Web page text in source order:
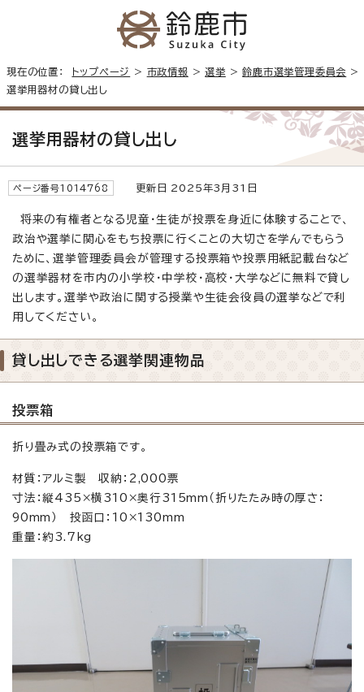
現在の位置： トップページ > 市政情報 >選挙 >鈴鹿市選挙管理委員会 >
選挙用器材の貸し出し
選挙用器材の貸し出し
ページ番号1014768 更新日 2025年3月31日
将来の有権者となる児童・生徒が投票を身近に体験することで、
政治や選挙に関心をもち投票に行くことの大切さを学んでもらう
ために、選挙管理委員会が管理する投票箱や投票用紙記載台など
の選挙器材を市内の小学校・中学校・高校・大学などに無料で貸し
出します。選挙や政治に関する授業や生徒会役員の選挙などで利
用してください。
貸し出しできる選挙関連物品
投票箱
折り畳み式の投票箱です。
材質：アルミ製 収納：2,000票
寸法：縦435×横310×奥行315mm（折りたたみ時の厚さ：
90mm） 投函口：10×130mm
重量：約3.7kg